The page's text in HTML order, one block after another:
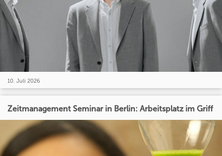
10. Juli 2026
Zeitmanagement Seminar in Berlin: Arbeitsplatz im Griff